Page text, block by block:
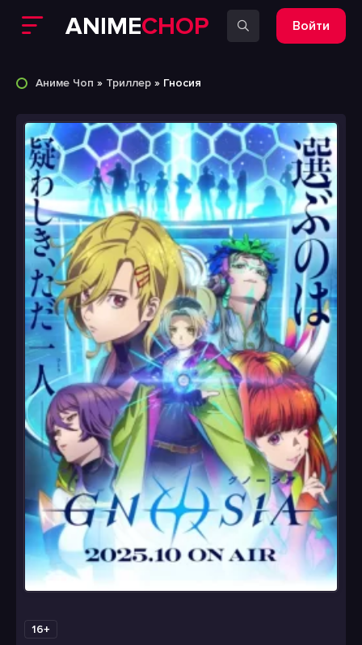
ANIMECHOP Войти
Аниме Чоп » Триллер » Гносия
16+